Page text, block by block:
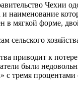
Чехии
наименование
мягкой форме,
сельского
приводит к
были
тремя